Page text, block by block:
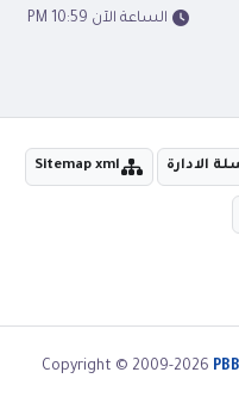
الساعة الآن 10:59 PM
الادارة Sitemap xml
Copyright © 2009-2026